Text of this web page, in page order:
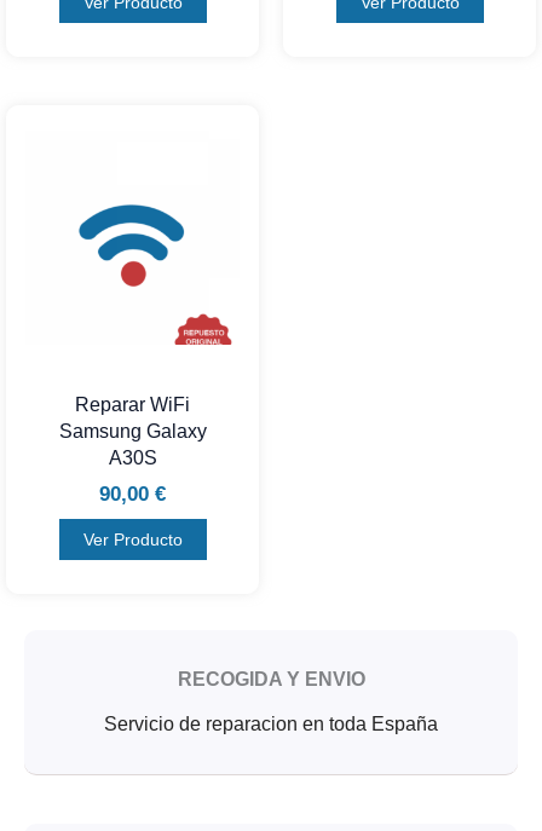
Reparar WiFi
Samsung Galaxy
A30S
90,00 €
Ver Producto
RECOGIDA Y ENVIO
Servicio de reparacion en toda España